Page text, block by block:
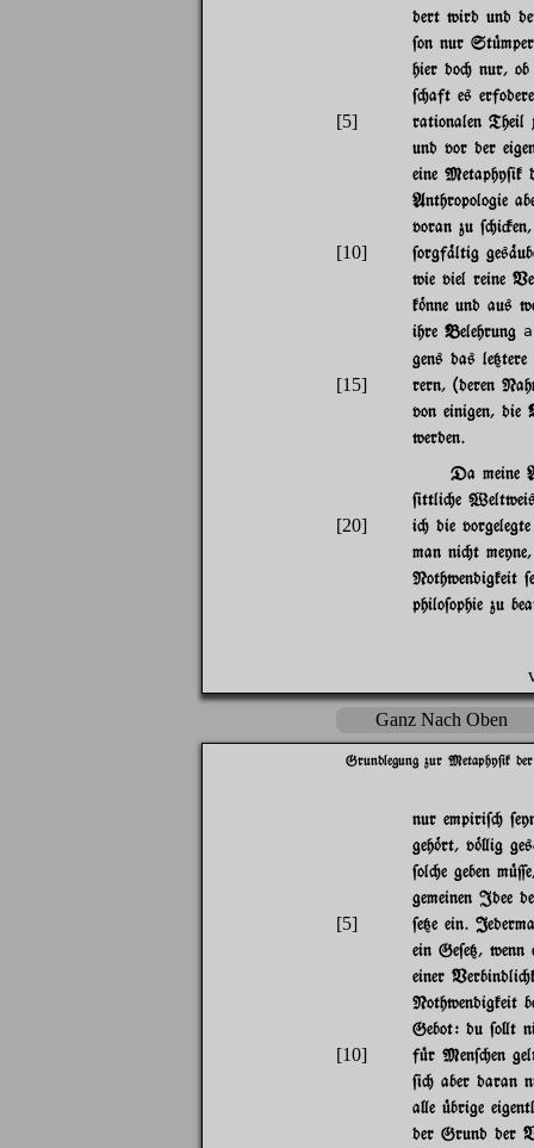
dert wird und
$on nur
hier do" nur,
$"aft es
[5]
rationalen Theil
und vor der
eine
Anthropologie
voran zu
[10]
$orgf%ltig
wie viel reine
k~nne und aus
ihre Belehrung
gens das
[15]
rern, (deren
von einigen, die
werden.
Da meine
$ittli"e
[20]
i" die
man ni"t meyne,
Nothwendigkeit
philo$ophie zu
Ganz Nach Oben
Grundlegung zur Metaphy$ik
nur empiri$"
geh~rt, v~}ig
$ol"e geben
gemeinen Idee
[5]
$e{e ein.
ein Ge$e{,
einer
Nothwendigkeit
Gebot: du $o}t
[10]
f|r Men$"en
$i" aber daran
a}e |brige
der Grund der